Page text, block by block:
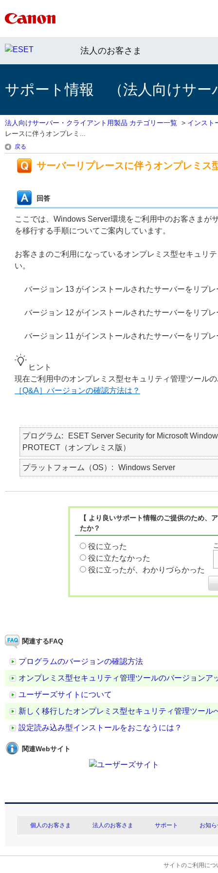
法人のお客さま
サポート情報 （法人向けサー
法人向けサーバー・クライアント用製品 カテゴリー一覧 > インスト
レースに伴うオンプレミ...
戻る
サーバーリプレースに伴うオンプレミス
回答
ここでは、Windows Server環境をご利用中のお客さま
を移行する手順についてご案内しています。
お客さまのご利用になっているオンプレミス型セキュリ
い。
バージョン 13 がインストールされたサーバーをリプ
バージョン 12 がインストールされたサーバーをリプ
バージョン 11 がインストールされたサーバーをリプ
ヒント
現在ご利用中のオンプレミス型セキュリティ管理ツール
［Q&A］バージョンの確認方法は？
プログラム
ESET Server Security for Microsoft
PROTECT（オンプレミス版）
プラットフォーム（OS） Windows Server
【 より良いサポート情報のご提供のため
たか？
役に立った
役に立たなかった
役に立ったが、わかりづらかった
関連するFAQ
プログラムのバージョンの確認方法
オンプレミス型セキュリティ管理ツールのバージョンア
ユーザーズサイトについて
新しく移行したオンプレミス型セキュリティ管理ツール
設定読み込み型インストールをおこなうには？
関連Webサイト
個人のお客さま 法人のお客さま サポート お知
サイトのご利用につ